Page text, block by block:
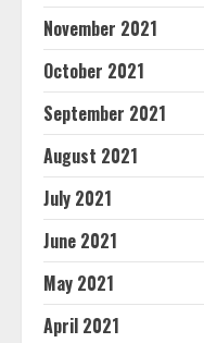
November 2021
October 2021
September 2021
August 2021
July 2021
June 2021
May 2021
April 2021